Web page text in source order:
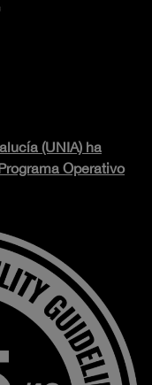
(UNIA) ha
Operativo